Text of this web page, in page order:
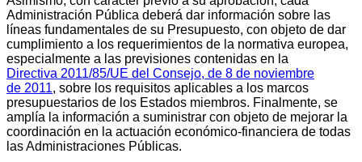
Administración Pública deberá dar información sobre las
líneas fundamentales de su Presupuesto, con objeto de dar
cumplimiento a los requerimientos de la normativa europea,
especialmente a las previsiones contenidas en la
Directiva 2011/85/UE del Consejo, de 8 de noviembre
de 2011, sobre los requisitos aplicables a los marcos
presupuestarios de los Estados miembros. Finalmente, se
amplía la información a suministrar con objeto de mejorar la
coordinación en la actuación económico-financiera de todas
las Administraciones Públicas.